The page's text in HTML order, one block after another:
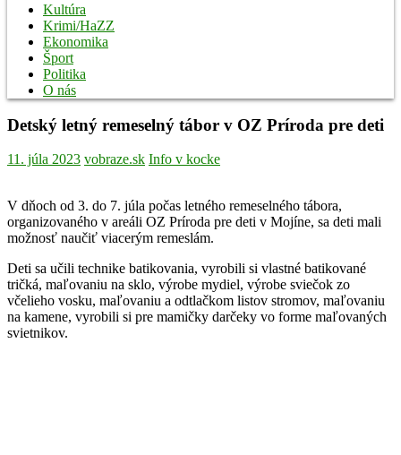
Kultúra
Krimi/HaZZ
Ekonomika
Šport
Politika
O nás
Detský letný remeselný tábor v OZ Príroda pre deti
11. júla 2023 vobraze.sk Info v kocke
V dňoch od 3. do 7. júla počas letného remeselného tábora,
organizovaného v areáli OZ Príroda pre deti v Mojíne, sa deti mali
možnosť naučiť viacerým remeslám.
Deti sa učili technike batikovania, vyrobili si vlastné batikované
tričká, maľovaniu na sklo, výrobe mydiel, výrobe sviečok zo
včelieho vosku, maľovaniu a odtlačkom listov stromov, maľovaniu
na kamene, vyrobili si pre mamičky darčeky vo forme maľovaných
svietnikov.